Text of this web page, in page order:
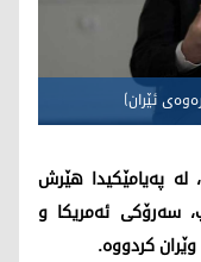
ئێران)
لە پەیامێکیدا هێرش
سەرۆکی ئەمریکا و
کردووە.